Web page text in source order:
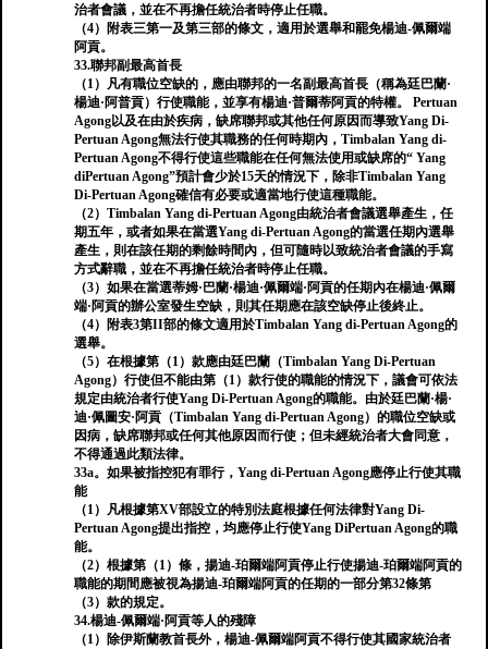
治者會議，並在不再擔任統治者時停止任職。
（4）附表三第一及第三部的條文，適用於選舉和罷免楊迪-佩爾端
阿貢。
33.聯邦副最高首長
（1）凡有職位空缺的，應由聯邦的一名副最高首長（稱為廷巴蘭·
楊迪·阿普貢）行使職能，並享有楊迪·普爾蒂阿貢的特權。 Pertuan
Agong以及在由於疾病，缺席聯邦或其他任何原因而導致Yang Di-
Pertuan Agong無法行使其職務的任何時期內，Timbalan Yang di-
Pertuan Agong不得行使這些職能在任何無法使用或缺席的“ Yang
diPertuan Agong”預計會少於15天的情況下，除非Timbalan Yang
Di-Pertuan Agong確信有必要或適當地行使這種職能。
（2）Timbalan Yang di-Pertuan Agong由統治者會議選舉產生，任
期五年，或者如果在當選Yang di-Pertuan Agong的當選任期內選舉
產生，則在該任期的剩餘時間內，但可隨時以致統治者會議的手寫
方式辭職，並在不再擔任統治者時停止任職。
（3）如果在當選蒂姆·巴蘭·楊迪·佩爾端·阿貢的任期內在楊迪·佩爾
端·阿貢的辦公室發生空缺，則其任期應在該空缺停止後終止。
（4）附表3第II部的條文適用於Timbalan Yang di-Pertuan Agong的
選舉。
（5）在根據第（1）款應由廷巴蘭（Timbalan Yang Di-Pertuan
Agong）行使但不能由第（1）款行使的職能的情況下，議會可依法
規定由統治者行使Yang Di-Pertuan Agong的職能。由於廷巴蘭·楊·
迪·佩圖安·阿貢（Timbalan Yang di-Pertuan Agong）的職位空缺或
因病，缺席聯邦或任何其他原因而行使；但未經統治者大會同意，
不得通過此類法律。
33a。如果被指控犯有罪行，Yang di-Pertuan Agong應停止行使其職
能
（1）凡根據第XV部設立的特別法庭根據任何法律對Yang Di-
Pertuan Agong提出指控，均應停止行使Yang DiPertuan Agong的職
能。
（2）根據第（1）條，揚迪-珀爾端阿貢停止行使揚迪-珀爾端阿貢的
職能的期間應被視為揚迪-珀爾端阿貢的任期的一部分第32條第
（3）款的規定。
34.楊迪-佩爾端·阿貢等人的殘障
（1）除伊斯蘭教首長外，楊迪-佩爾端阿貢不得行使其國家統治者